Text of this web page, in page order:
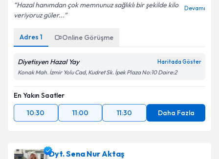
Hazal hanımdan çok memnunuz sağlıklı bir şekilde kilo
veriyoruz güler...
Devamı
Adres 1 Online Görüşme
Diyetisyen Hazal Yay Haritada Göster
Konak Mah. İzmir Yolu Cad, Kudret Sk. İpek Plaza No:10 Daire:2
En Yakın Saatler
10:30
11:00 11:30 Daha Fazla
Dyt. Sena Nur Aktaş